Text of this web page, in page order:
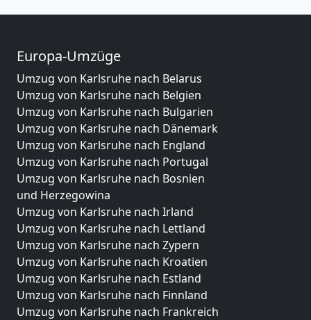
Europa-Umzüge
Umzug von Karlsruhe nach Belarus
Umzug von Karlsruhe nach Belgien
Umzug von Karlsruhe nach Bulgarien
Umzug von Karlsruhe nach Dänemark
Umzug von Karlsruhe nach England
Umzug von Karlsruhe nach Portugal
Umzug von Karlsruhe nach Bosnien
und Herzegowina
Umzug von Karlsruhe nach Irland
Umzug von Karlsruhe nach Lettland
Umzug von Karlsruhe nach Zypern
Umzug von Karlsruhe nach Kroatien
Umzug von Karlsruhe nach Estland
Umzug von Karlsruhe nach Finnland
Umzug von Karlsruhe nach Frankreich